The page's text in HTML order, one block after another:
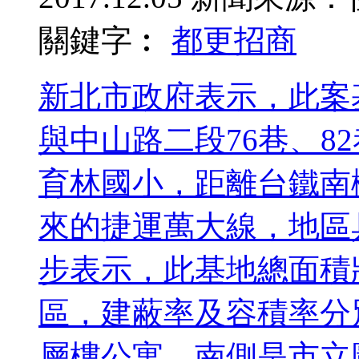
關鍵字︰ 都更招商
新北市政府表示，此
與中山路二段76巷、
育林國小，距離台鐵
來的捷運萬大線，地
步表示，此基地總面
區，建蔽率及容積率